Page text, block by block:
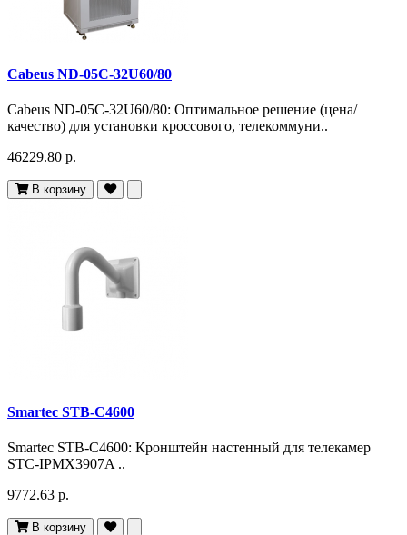
Cabeus ND-05C-32U60/80
Cabeus ND-05C-32U60/80: Оптимальное решение (цена/
качество) для установки кроссового, телекоммуни..
46229.80 р.
В корзину
Smartec STB-C4600
Smartec STB-C4600: Кронштейн настенный для телекамер
STC-IPMX3907A ..
9772.63 р.
В корзину